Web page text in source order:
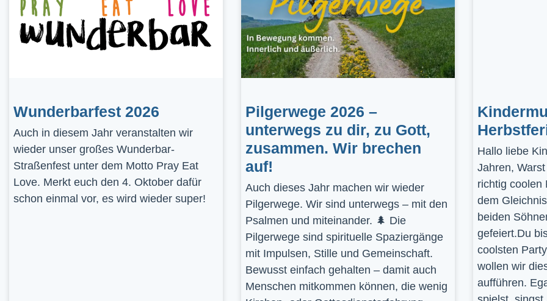
Wunderbarfest 2026
Auch in diesem Jahr veranstalten wir
wieder unser großes Wunderbar-
Straßenfest unter dem Motto Pray Eat
Love. Merkt euch den 4. Oktober dafür
schon einmal vor, es wird wieder super!
Pilgerwege 2026 –
unterwegs zu dir, zu Gott,
zusammen. Wir brechen
auf!
Auch dieses Jahr machen wir wieder
Pilgerwege. Wir sind unterwegs – mit den
Psalmen und miteinander. 🌲 Die
Pilgerwege sind spirituelle Spaziergänge
mit Impulsen, Stille und Gemeinschaft.
Bewusst einfach gehalten – damit auch
Menschen mitkommen können, die wenig
Hallo liebe
Jahren,
richtig coolen
dem
beiden
gefeiert.Du
coolsten
wollen wir
aufführen.